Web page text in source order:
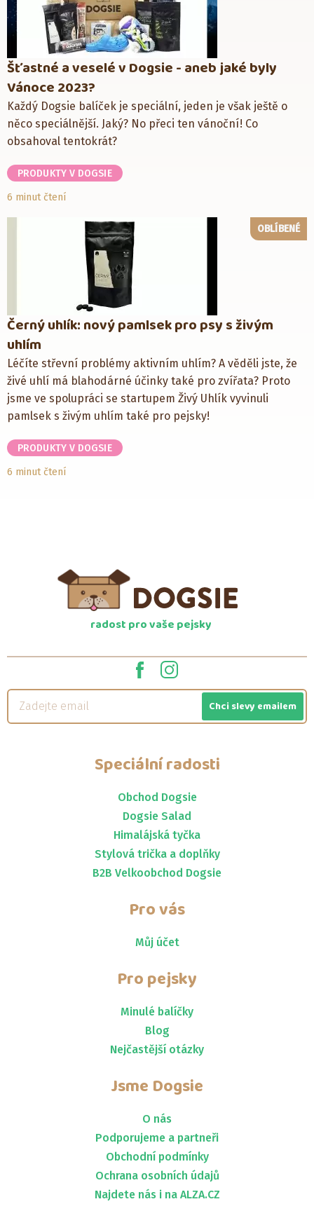
Šťastné a veselé v Dogsie - aneb jaké byly
Vánoce 2023?
Každý Dogsie balíček je speciální, jeden je však ještě o
něco speciálnější. Jaký? No přeci ten vánoční! Co
obsahoval tentokrát?
PRODUKTY V DOGSIE
6 minut čtení
OBLÍBENÉ
Černý uhlík: nový pamlsek pro psy s živým
uhlím
Léčíte střevní problémy aktivním uhlím? A věděli jste, že
živé uhlí má blahodárné účinky také pro zvířata? Proto
jsme ve spolupráci se startupem Živý Uhlík vyvinuli
pamlsek s živým uhlím také pro pejsky!
PRODUKTY V DOGSIE
6 minut čtení
radost pro vaše pejsky
Chci slevy emailem
Speciální radosti
Obchod Dogsie
Dogsie Salad
Himalájská tyčka
Stylová trička a doplňky
B2B Velkoobchod Dogsie
Pro vás
Můj účet
Pro pejsky
Minulé balíčky
Blog
Nejčastější otázky
Jsme Dogsie
O nás
Podporujeme a partneři
Obchodní podmínky
Ochrana osobních údajů
Najdete nás i na ALZA.CZ